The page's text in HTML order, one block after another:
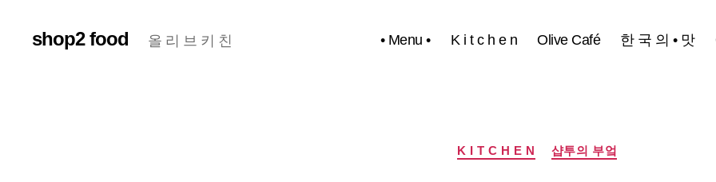
shop2 food 올 리 브 키 친 • Menu • K i t c h e n Olive Café 한 국 의 • 맛
K I T C H E N 샵투의 부엌